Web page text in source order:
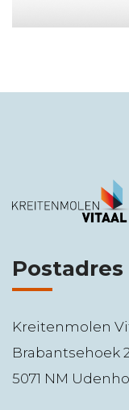
Postadres
Kreitenmolen
Brabantsehoek 2
5071 NM